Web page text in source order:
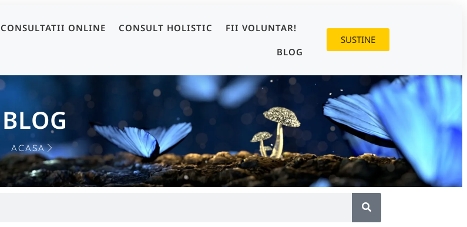
CONSULTATII ONLINE CONSULT HOLISTIC FII VOLUNTAR!
BLOG
SUSTINE
BLOG
ACASA